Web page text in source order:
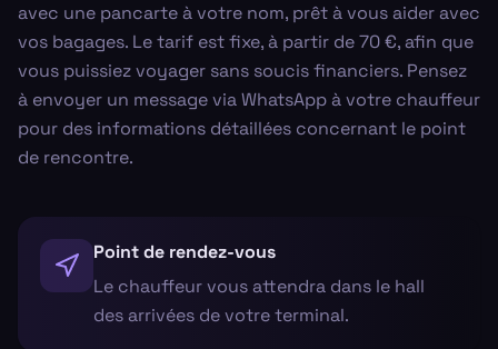
avec une pancarte à votre nom, prêt à vous aider avec
vos bagages. Le tarif est fixe, à partir de 70 €, afin que
vous puissiez voyager sans soucis financiers. Pensez
à envoyer un message via WhatsApp à votre chauffeur
pour des informations détaillées concernant le point
de rencontre.
Point de rendez-vous
Le chauffeur vous attendra dans le hall
des arrivées de votre terminal.